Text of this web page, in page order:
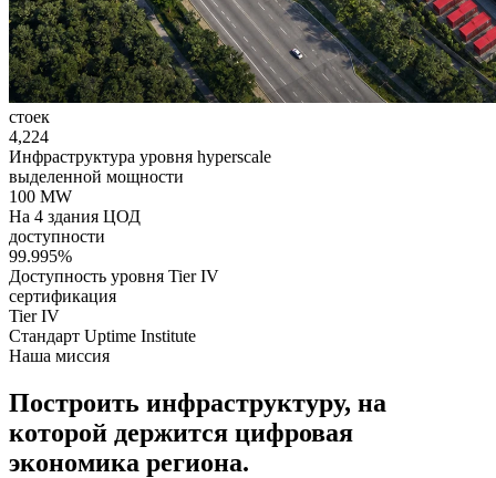
стоек
4,224
Инфраструктура уровня hyperscale
выделенной мощности
100 MW
На 4 здания ЦОД
доступности
99.995%
Доступность уровня Tier IV
сертификация
Tier IV
Стандарт Uptime Institute
Наша миссия
Построить инфраструктуру, на
которой держится цифровая
экономика региона.